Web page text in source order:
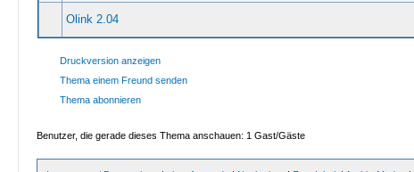
Olink 2.04
Druckversion anzeigen
Thema einem Freund senden
Thema abonnieren
Benutzer, die gerade dieses Thema anschauen: 1 Gast/Gäste